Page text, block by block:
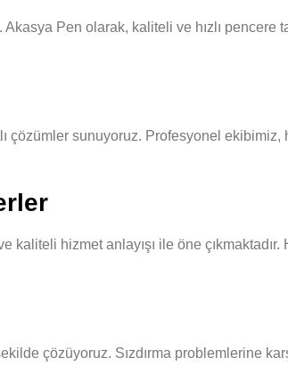
Pen olarak, kaliteli ve hızlı
çözümler sunuyoruz. Profesyonel
hizmet anlayışı ile öne
çözüyoruz. Sızdırma problemlerine